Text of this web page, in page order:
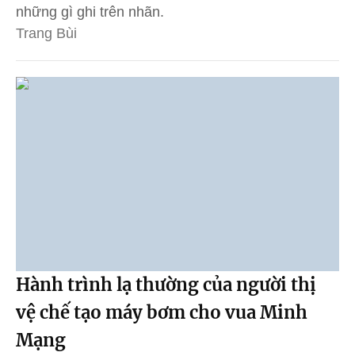
những gì ghi trên nhãn.
Trang Bùi
Hành trình lạ thường của người thị
vệ chế tạo máy bơm cho vua Minh
Mạng